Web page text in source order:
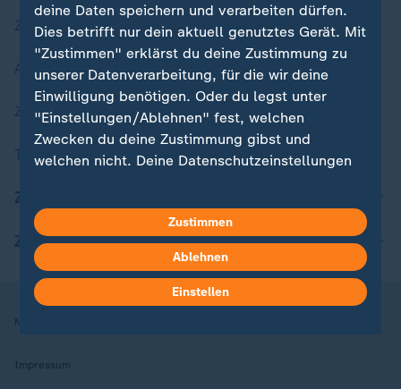
Zuletzt veröffentlicht
Aktuelle Sendungs-Videos
ZDFheute Stories
Themen im Überblick
ZDFheute Apps
Nutzungsbedingungen
Impressum
deine Daten speichern und verarbeiten dürfen.
Dies betrifft nur dein aktuell genutztes Gerät. Mit
"Zustimmen" erklärst du deine Zustimmung zu
unserer Datenverarbeitung, für die wir deine
Einwilligung benötigen. Oder du legst unter
"Einstellungen/Ablehnen" fest, welchen
Zwecken du deine Zustimmung gibst und
welchen nicht. Deine Datenschutzeinstellungen
Hier findest du das Impressum.
Weitere Informationen findest du in unserer
Datenschutzerklärung.
Zustimmen
Ablehnen
Einstellen